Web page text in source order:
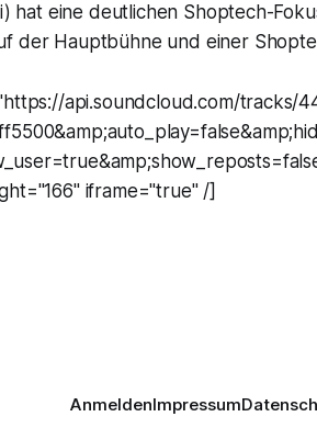
hat eine deutlichen Shoptech-
der Hauptbühne und einer
api.soundcloud.com/tracks/
iframe="true" /]
AnmeldenImpressum